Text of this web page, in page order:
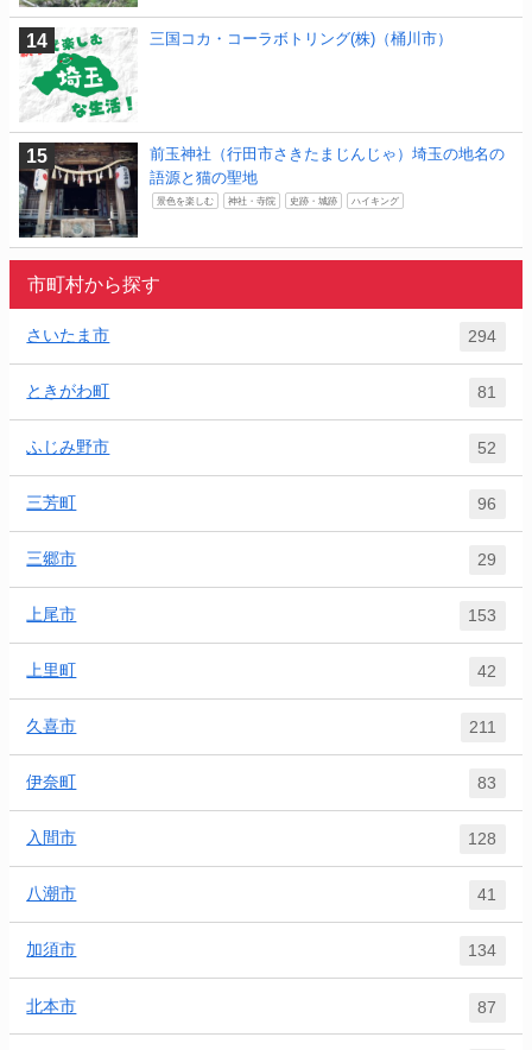
三国コカ・コーラボトリング(株)（桶川市）
前玉神社（行田市さきたまじんじゃ）埼玉の地名の
語源と猫の聖地
景色を楽しむ 神社・寺院 史跡・城跡 ハイキング
市町村から探す
さいたま市 294
ときがわ町 81
ふじみ野市 52
三芳町 96
三郷市 29
上尾市 153
上里町 42
久喜市 211
伊奈町 83
入間市 128
八潮市 41
加須市 134
北本市 87